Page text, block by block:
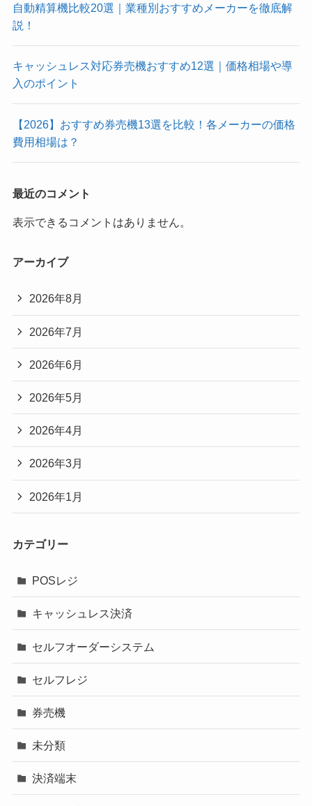
自動精算機比較20選｜業種別おすすめメーカーを徹底解
説！
キャッシュレス対応券売機おすすめ12選｜価格相場や導
入のポイント
【2026】おすすめ券売機13選を比較！各メーカーの価格
費用相場は？
最近のコメント
表示できるコメントはありません。
アーカイブ
2026年8月
2026年7月
2026年6月
2026年5月
2026年4月
2026年3月
2026年1月
カテゴリー
POSレジ
キャッシュレス決済
セルフオーダーシステム
セルフレジ
券売機
未分類
決済端末